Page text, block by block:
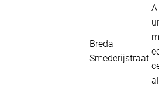
Breda
Smederijstraat